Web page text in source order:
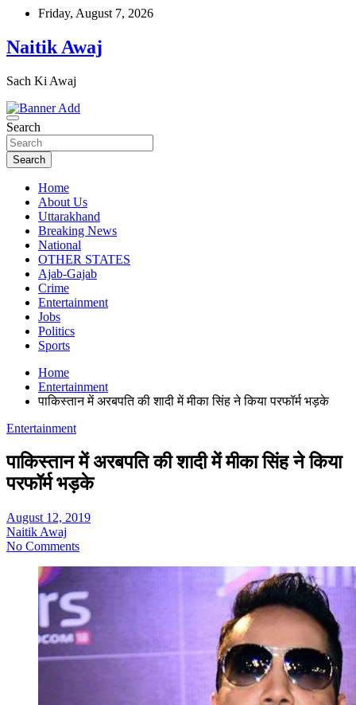
Skip
content
Friday, August 7, 2026
Naitik Awaj
Sach Ki Awaj
Search
Search
Home
About Us
Uttarakhand
Breaking News
National
OTHER STATES
Ajab-Gajab
Crime
Entertainment
Jobs
Politics
Sports
Home
Entertainment
पाकिस्तान में अरबपति की शादी में मीका सिंह ने किया परफॉर्म भड़के
Entertainment
पाकिस्तान में अरबपति की शादी में मीका सिंह ने किया
परफॉर्म भड़के
August 12, 2019
Naitik Awaj
No Comments